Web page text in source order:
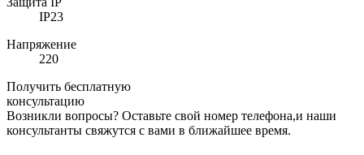
IP23
Напряжение
220
Получить бесплатную
консультацию
Возникли вопросы? Оставьте свой номер телефона,и наши
консультанты свяжутся с вами в ближайшее время.